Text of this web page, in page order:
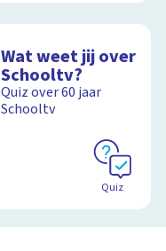
Wat weet jij over
Schooltv?
Quiz over 60 jaar
Schooltv
Quiz